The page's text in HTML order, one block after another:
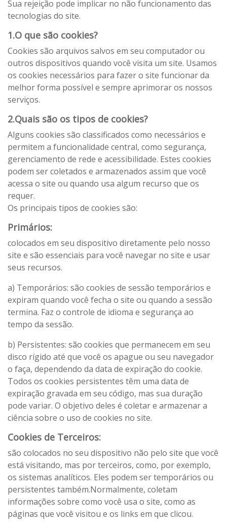
Sua rejeição pode implicar no não funcionamento das
tecnologias do site.
1.O que são cookies?
Cookies são arquivos salvos em seu computador ou
outros dispositivos quando você visita um site. Usamos
os cookies necessários para fazer o site funcionar da
melhor forma possível e sempre aprimorar os nossos
serviços.
2.Quais são os tipos de cookies?
Alguns cookies são classificados como necessários e
permitem a funcionalidade central, como segurança,
gerenciamento de rede e acessibilidade. Estes cookies
podem ser coletados e armazenados assim que você
acessa o site ou quando usa algum recurso que os
requer.
Os principais tipos de cookies são:
Primários:
colocados em seu dispositivo diretamente pelo nosso
site e são essenciais para você navegar no site e usar
seus recursos.
a) Temporários: são cookies de sessão temporários e
expiram quando você fecha o site ou quando a sessão
termina. Faz o controle de idioma e segurança ao
tempo da sessão.
b) Persistentes: são cookies que permanecem em seu
disco rígido até que você os apague ou seu navegador
o faça, dependendo da data de expiração do cookie.
Todos os cookies persistentes têm uma data de
expiração gravada em seu código, mas sua duração
pode variar. O objetivo deles é coletar e armazenar a
ciência sobre o uso de cookies no site.
Cookies de Terceiros:
são colocados no seu dispositivo não pelo site que você
está visitando, mas por terceiros, como, por exemplo,
os sistemas analíticos. Eles podem ser temporários ou
persistentes também.Normalmente, coletam
informações sobre como você usa o site, como as
páginas que você visitou e os links em que clicou.